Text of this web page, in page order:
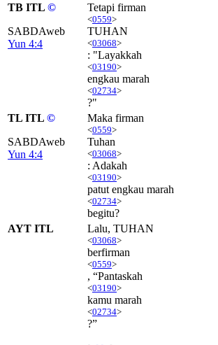
TB ITL ©
SABDAweb
Yun 4:4
Tetapi firman
<0559>
TUHAN
<03068>
: "Layakkah
<03190>
engkau marah
<02734>
?"
TL ITL ©
SABDAweb
Yun 4:4
Maka firman
<0559>
Tuhan
<03068>
: Adakah
<03190>
patut engkau marah
<02734>
begitu?
AYT ITL
Lalu, TUHAN
<03068>
berfirman
<0559>
, “Pantaskah
<03190>
kamu marah
<02734>
?”